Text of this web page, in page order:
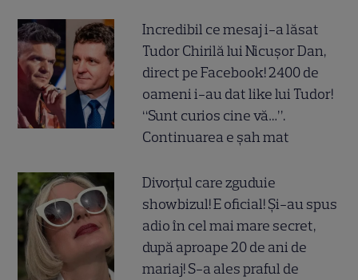
Incredibil ce mesaj i-a lăsat
Tudor Chirilă lui Nicușor Dan,
direct pe Facebook! 2400 de
oameni i-au dat like lui Tudor!
“Sunt curios cine vă…”.
Continuarea e șah mat
Divorțul care zguduie
showbizul! E oficial! Și-au spus
adio în cel mai mare secret,
după aproape 20 de ani de
mariaj! S-a ales praful de